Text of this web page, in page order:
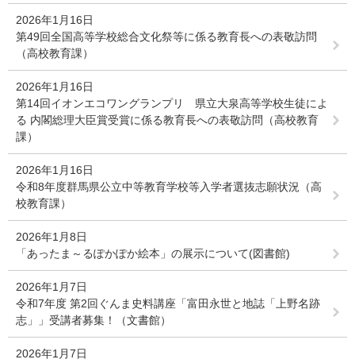
2026年1月16日
第49回全国高等学校総合文化祭等に係る教育長への表敬訪問
（高校教育課）
2026年1月16日
第14回イオンエコワングランプリ 県立大泉高等学校生徒によ
る 内閣総理大臣賞受賞に係る教育長への表敬訪問（高校教育
課）
2026年1月16日
令和8年度群馬県公立中等教育学校等入学者選抜志願状況（高
校教育課）
2026年1月8日
「あったま～るぽかぽか絵本」の展示について(図書館)
2026年1月7日
令和7年度 第2回ぐんま史料講座「富田永世と地誌「上野名跡
志」」受講者募集！（文書館）
2026年1月7日